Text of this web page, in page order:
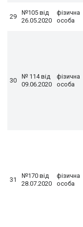
29
№105 від
26.05.2020
фізична
особа
30
№ 114 від
09.06.2020
фізична
особа
31
№170 від
28.07.2020
фізична
особа